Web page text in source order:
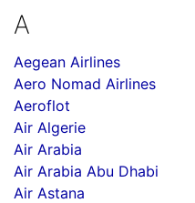
A
Aegean Airlines
Aero Nomad Airlines
Aeroflot
Air Algerie
Air Arabia
Air Arabia Abu Dhabi
Air Astana